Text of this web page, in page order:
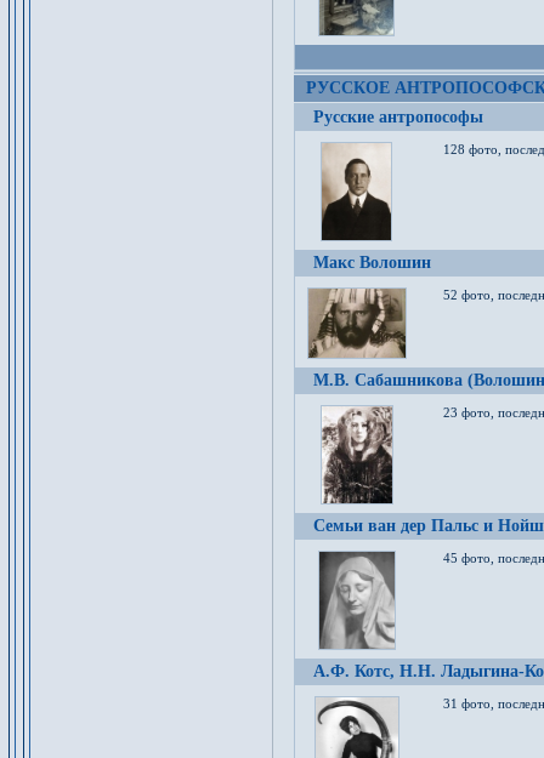
РУССКОЕ
Русские антропософы
128 фото,
Макс Волошин
52 фото,
М.В. Сабашникова
23 фото,
Семьи ван дер Пальс и
45 фото,
А.Ф. Котс, Н.Н. Ладыгина-
31 фото,